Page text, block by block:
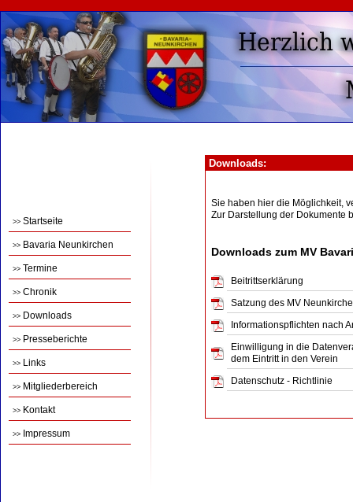
>> Startseite
>> Bavaria Neunkirchen
>> Termine
>> Chronik
>> Downloads
>> Presseberichte
>> Links
>> Mitgliederbereich
>> Kontakt
>> Impressum
Downloads:
Sie haben hier die Möglichkeit,
Zur Darstellung der Dokumente
Downloads zum MV
Beitrittserklärung
Satzung des MV
Informationspflichten nach
Einwilligung in die
dem Eintritt in den Verein
Datenschutz - Richtlinie